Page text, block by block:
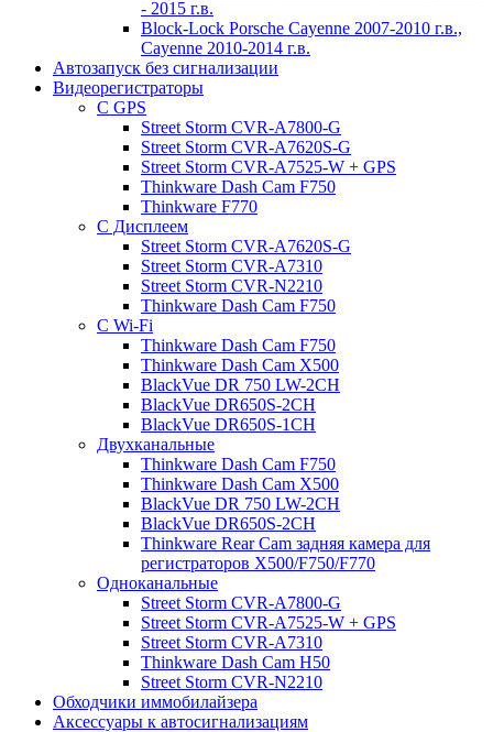
- 2015 г.в.
Block-Lock Porsche Cayenne 2007-2010 г.в.,
Cayenne 2010-2014 г.в.
Автозапуск без сигнализации
Видеорегистраторы
С GPS
Street Storm CVR-A7800-G
Street Storm CVR-A7620S-G
Street Storm CVR-A7525-W + GPS
Thinkware Dash Cam F750
Thinkware F770
С Дисплеем
Street Storm CVR-A7620S-G
Street Storm CVR-A7310
Street Storm CVR-N2210
Thinkware Dash Cam F750
С Wi-Fi
Thinkware Dash Cam F750
Thinkware Dash Cam X500
BlackVue DR 750 LW-2CH
BlackVue DR650S-2CH
BlackVue DR650S-1CH
Двухканальные
Thinkware Dash Cam F750
Thinkware Dash Cam X500
BlackVue DR 750 LW-2CH
BlackVue DR650S-2CH
Thinkware Rear Cam задняя камера для
регистраторов X500/F750/F770
Одноканальные
Street Storm CVR-A7800-G
Street Storm CVR-A7525-W + GPS
Street Storm CVR-A7310
Thinkware Dash Cam H50
Street Storm CVR-N2210
Обходчики иммобилайзера
Аксессуары к автосигнализациям